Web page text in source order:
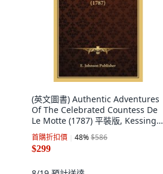
(英文圖書) Authentic Adventures
Of The Celebrated Countess De
Le Motte (1787) 平裝版, Kessinger
Publishing, 英文
首購折扣價 48%$586
$299